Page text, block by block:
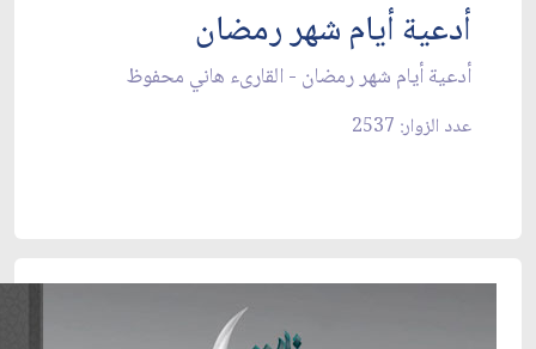
أدعية أيام شهر رمضان
أدعية أيام شهر رمضان - القارىء هاني محفوظ
عدد الزوار: 2537